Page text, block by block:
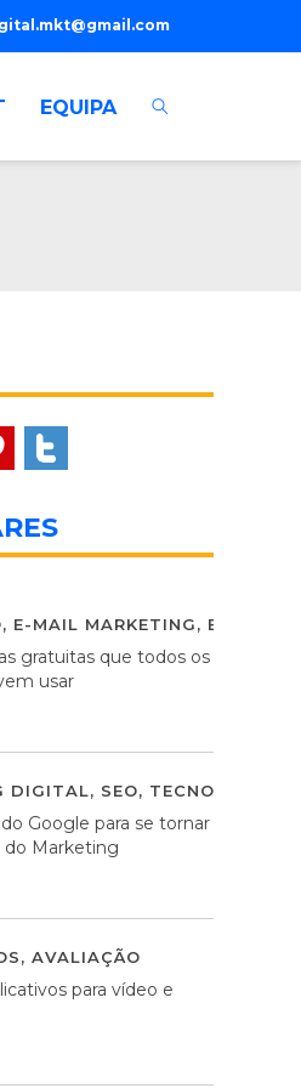
EQUIPA
, E-MAIL MARKETING,
gratuitas que todos os
usar
DIGITAL, SEO, TECNOLOGIA
Google para se tornar
Marketing
, AVALIAÇÃO
para vídeo e